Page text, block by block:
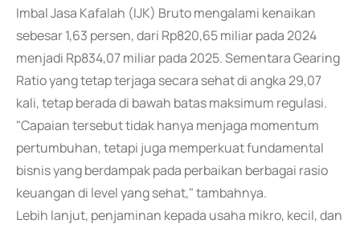
Imbal Jasa Kafalah (IJK) Bruto mengalami kenaikan
sebesar 1,63 persen, dari Rp820,65 miliar pada 2024
menjadi Rp834,07 miliar pada 2025. Sementara Gearing
Ratio yang tetap terjaga secara sehat di angka 29,07
kali, tetap berada di bawah batas maksimum regulasi.
"Capaian tersebut tidak hanya menjaga momentum
pertumbuhan, tetapi juga memperkuat fundamental
bisnis yang berdampak pada perbaikan berbagai rasio
keuangan di level yang sehat," tambahnya.
Lebih lanjut, penjaminan kepada usaha mikro, kecil, dan